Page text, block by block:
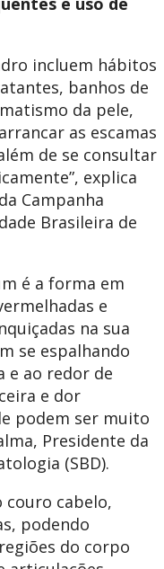
incluem hábitos
banhos de
da pele,
as escamas
de se consultar
explica
Campanha
Brasileira de
é a forma em
e
na sua
se espalhando
e ao redor de
e dor
podem ser muito
Presidente da
(SBD).
couro cabelo,
podendo
do corpo